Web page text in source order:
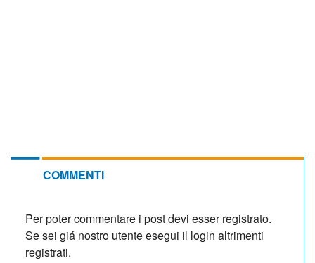
COMMENTI
Per poter commentare i post devi esser registrato.
Se sei giá nostro utente esegui il login altrimenti
registrati.